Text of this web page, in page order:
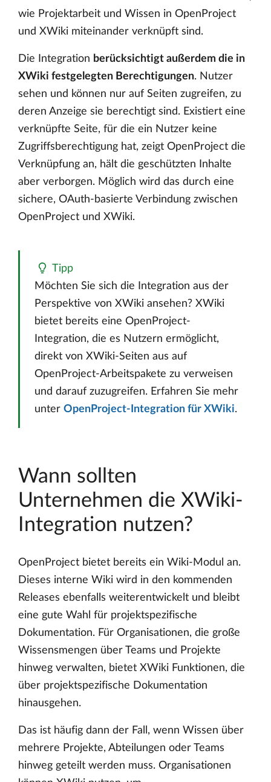
wie Projektarbeit und Wissen in OpenProject
und XWiki miteinander verknüpft sind.
Die Integration berücksichtigt außerdem die in
XWiki festgelegten Berechtigungen. Nutzer
sehen und können nur auf Seiten zugreifen, zu
deren Anzeige sie berechtigt sind. Existiert eine
verknüpfte Seite, für die ein Nutzer keine
Zugriffsberechtigung hat, zeigt OpenProject die
Verknüpfung an, hält die geschützten Inhalte
aber verborgen. Möglich wird das durch eine
sichere, OAuth-basierte Verbindung zwischen
OpenProject und XWiki.
Tipp
Möchten Sie sich die Integration aus der
Perspektive von XWiki ansehen? XWiki
bietet bereits eine OpenProject-
Integration, die es Nutzern ermöglicht,
direkt von XWiki-Seiten aus auf
OpenProject-Arbeitspakete zu verweisen
und darauf zuzugreifen. Erfahren Sie mehr
unter OpenProject-Integration für XWiki.
Wann sollten
Unternehmen die XWiki-
Integration nutzen?
OpenProject bietet bereits ein Wiki-Modul an.
Dieses interne Wiki wird in den kommenden
Releases ebenfalls weiterentwickelt und bleibt
eine gute Wahl für projektspezifische
Dokumentation. Für Organisationen, die große
Wissensmengen über Teams und Projekte
hinweg verwalten, bietet XWiki Funktionen, die
über projektspezifische Dokumentation
hinausgehen.
Das ist häufig dann der Fall, wenn Wissen über
mehrere Projekte, Abteilungen oder Teams
hinweg geteilt werden muss. Organisationen